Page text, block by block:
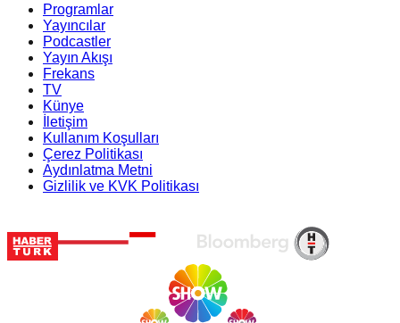
Programlar
Yayıncılar
Podcastler
Yayın Akışı
Frekans
TV
Künye
İletişim
Kullanım Koşulları
Çerez Politikası
Aydınlatma Metni
Gizlilik ve KVK Politikası